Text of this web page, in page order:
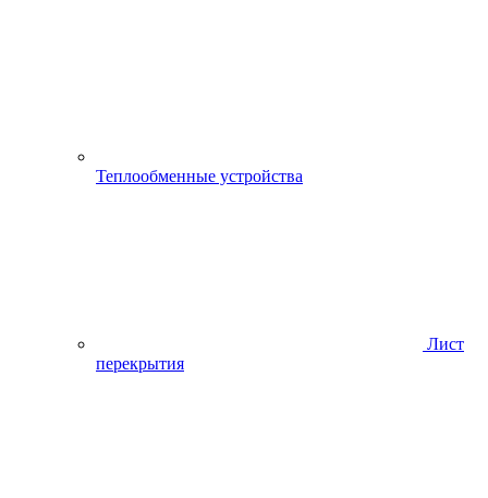
Теплообменные устройства
Лист
перекрытия